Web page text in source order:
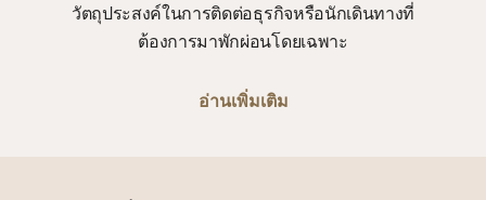
วัตถุประสงค์ในการติดต่อธุรกิจหรือนักเดินทางที่
ต้องการมาพักผ่อนโดยเฉพาะ
อ่านเพิ่มเติม